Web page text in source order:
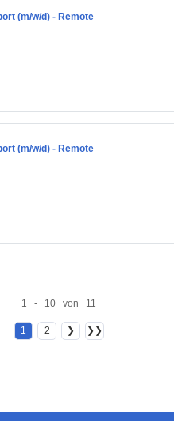
(m/w/d) - Remote
(m/w/d) - Remote
1 - 10 von 11
1 2 ❯ ❯❯